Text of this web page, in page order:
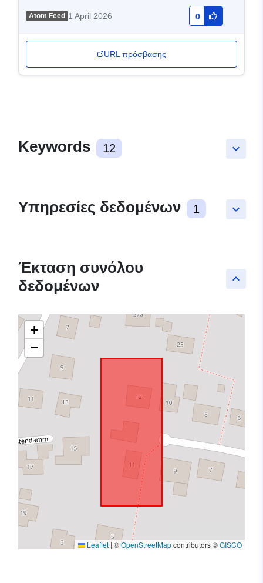
Atom Feed 1 April 2026 0
URL πρόσβασης
keyboard_arrow_down
Keywords 12
keyboard_arrow_down
Υπηρεσίες δεδομένων 1
keyboard_arrow_up
Έκταση συνόλου
δεδομένων
+
−
Leaflet | ©OpenStreetMapcontributors ©GISCO